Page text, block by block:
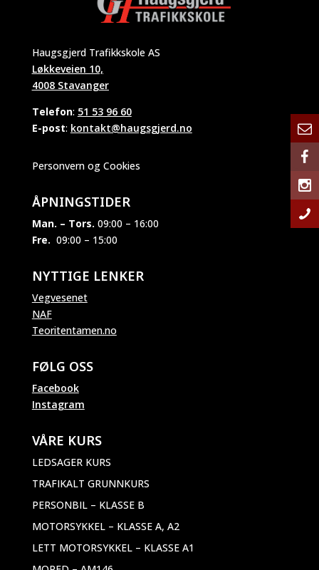
Haugsgjerd Trafikkskole AS
Løkkeveien 10,
4008 Stavanger
Telefon: 51 53 96 60
E-post: kontakt@haugsgjerd.no
Personvern og Cookies
ÅPNINGSTIDER
Man. – Tors. 09:00 – 16:00
Fre. 09:00 – 15:00
NYTTIGE LENKER
Vegvesenet
NAF
Teoritentamen.no
FØLG OSS
Facebook
Instagram
VÅRE KURS
LEDSAGER KURS
TRAFIKALT GRUNNKURS
PERSONBIL – KLASSE B
MOTORSYKKEL – KLASSE A, A2
LETT MOTORSYKKEL – KLASSE A1